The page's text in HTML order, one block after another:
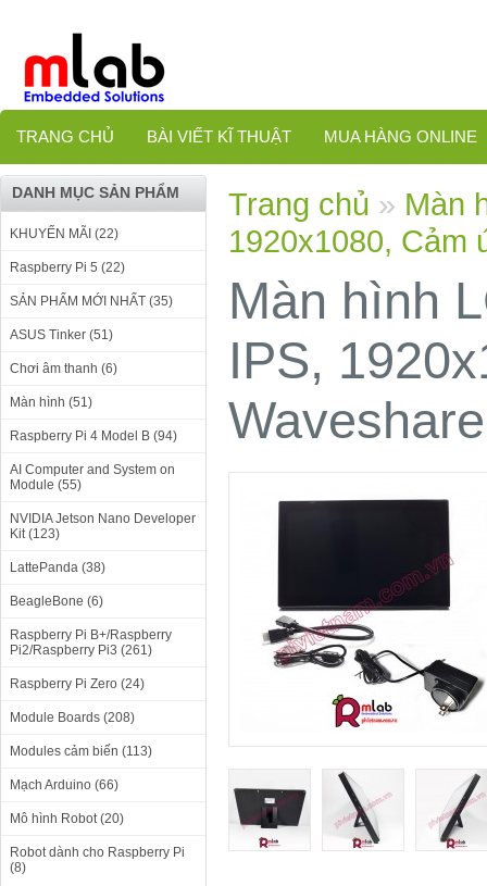
TRANG CHỦ BÀI VIẾT KĨ THUẬT MUA HÀNG ONLINE
DANH MỤC SẢN PHẨM
KHUYẾN MÃI (22)
Raspberry Pi 5 (22)
SẢN PHẨM MỚI NHẤT (35)
ASUS Tinker (51)
Chơi âm thanh (6)
Màn hình (51)
Raspberry Pi 4 Model B (94)
AI Computer and System on
Module (55)
NVIDIA Jetson Nano Developer
Kit (123)
LattePanda (38)
BeagleBone (6)
Raspberry Pi B+/Raspberry
Pi2/Raspberry Pi3 (261)
Raspberry Pi Zero (24)
Module Boards (208)
Modules cảm biến (113)
Mạch Arduino (66)
Mô hình Robot (20)
Robot dành cho Raspberry Pi
(8)
Trang chủ » Màn
1920x1080, Cảm
Màn hình
IPS,
Waveshare